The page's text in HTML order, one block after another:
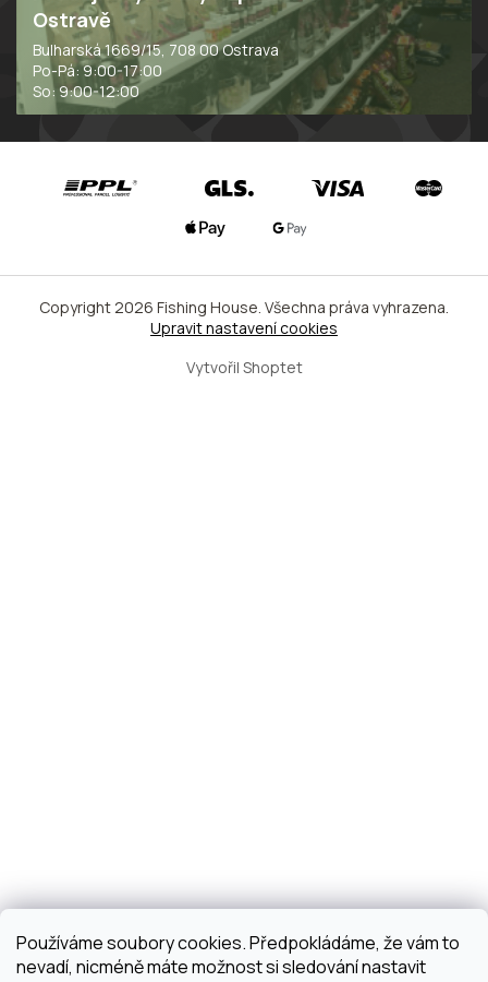
Používáme soubory cookies. Předpokládáme, že vám to
nevadí, nicméně máte možnost si sledování nastavit
Ostravě
Bulharská 1669/15, 708 00 Ostrava
Po-Pá: 9:00-17:00
So: 9:00-12:00
Vytvořil Shoptet
Copyright 2026 Fishing House. Všechna práva vyhrazena.
Upravit nastavení cookies